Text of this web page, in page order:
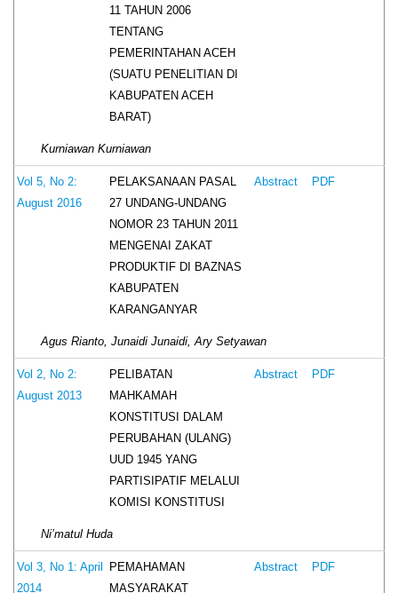
11 TAHUN 2006
TENTANG
PEMERINTAHAN ACEH
(SUATU PENELITIAN DI
KABUPATEN ACEH
BARAT)
Kurniawan Kurniawan
Vol 5, No 2:
August 2016
PELAKSANAAN PASAL
27 UNDANG-UNDANG
NOMOR 23 TAHUN 2011
MENGENAI ZAKAT
PRODUKTIF DI BAZNAS
KABUPATEN
KARANGANYAR
Abstract PDF
Agus Rianto, Junaidi Junaidi, Ary Setyawan
Vol 2, No 2:
August 2013
PELIBATAN
MAHKAMAH
KONSTITUSI DALAM
PERUBAHAN (ULANG)
UUD 1945 YANG
PARTISIPATIF MELALUI
KOMISI KONSTITUSI
Abstract PDF
Ni’matul Huda
Vol 3, No 1: April
2014
PEMAHAMAN
MASYARAKAT
Abstract PDF